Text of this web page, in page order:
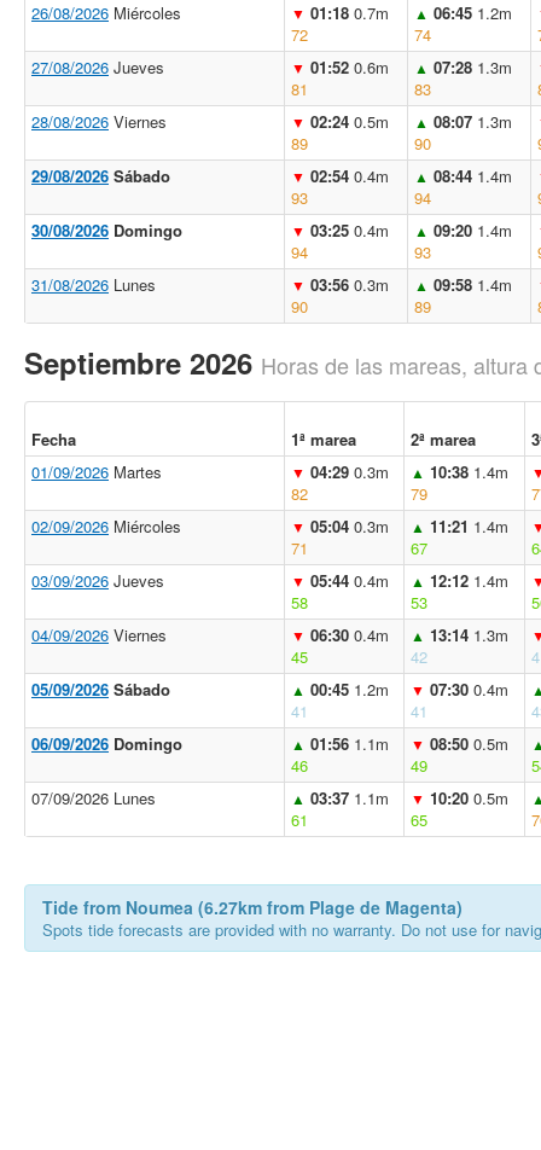
26/08/2026 Miércoles ▼ 01:18 0.7m
72
▲ 06:45 1.2m
74
27/08/2026 Jueves ▼ 01:52 0.6m
81
▲ 07:28 1.3m
83
28/08/2026 Viernes ▼ 02:24 0.5m
89
▲ 08:07 1.3m
90
29/08/2026 Sábado ▼ 02:54 0.4m
93
▲ 08:44 1.4m
94
30/08/2026 Domingo ▼ 03:25 0.4m
94
▲ 09:20 1.4m
93
31/08/2026 Lunes ▼ 03:56 0.3m
90
▲ 09:58 1.4m
89
Septiembre 2026 Horas de las mareas, altura
Fecha 1ª marea 2ª marea
01/09/2026 Martes ▼ 04:29 0.3m
82
▲ 10:38 1.4m
79
02/09/2026 Miércoles ▼ 05:04 0.3m
71
▲ 11:21 1.4m
67
03/09/2026 Jueves ▼ 05:44 0.4m
58
▲ 12:12 1.4m
53
04/09/2026 Viernes ▼ 06:30 0.4m
45
▲ 13:14 1.3m
42
05/09/2026 Sábado ▲ 00:45 1.2m
41
▼ 07:30 0.4m
41
06/09/2026 Domingo ▲ 01:56 1.1m
46
▼ 08:50 0.5m
49
07/09/2026 Lunes
▲ 03:37 1.1m
61
▼ 10:20 0.5m
65
Tide from Noumea (6.27km from Plage de Magenta)
Spots tide forecasts are provided with no warranty. Do not use for